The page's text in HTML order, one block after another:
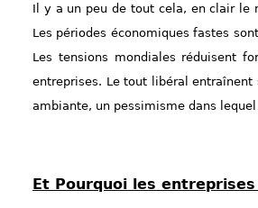
Il y a un peu de tout cela, en clair le
Les périodes économiques fastes
Les tensions mondiales réduisent
entreprises. Le tout libéral
ambiante, un pessimisme dans
Et Pourquoi les